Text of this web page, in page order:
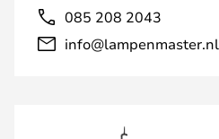
085 208 2043
info@lampenmaster.nl